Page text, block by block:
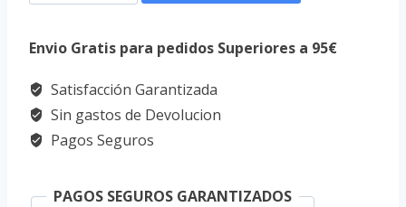
kyocera
1635
Envio Gratis para pedidos Superiores a 95€
Satisfacción Garantizada
Sin gastos de Devolucion
Pagos Seguros
PAGOS SEGUROS GARANTIZADOS